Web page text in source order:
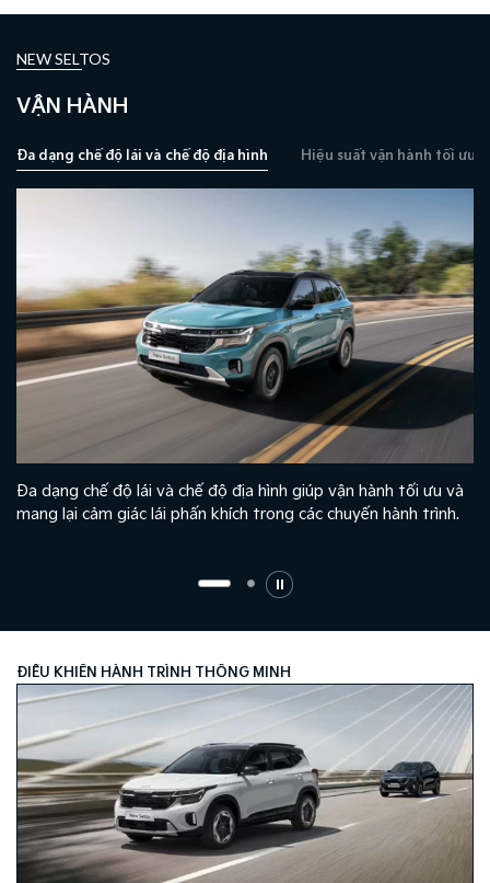
NEW SELTOS
VẬN HÀNH
Đa dạng chế độ lái và chế độ địa hình Hiệu suất vận hành tối ưu
và
Động cơ Smartstream thế hệ mới cho khả năng vận hành
mạnh mẽ và tiết kiệm nhiên liệu mang lại hiệu suất tối ưu,
HỖ TRỢ TRÁNH VA CHẠM PHƯƠNG TIỆN CẮT NGANG PHÍA